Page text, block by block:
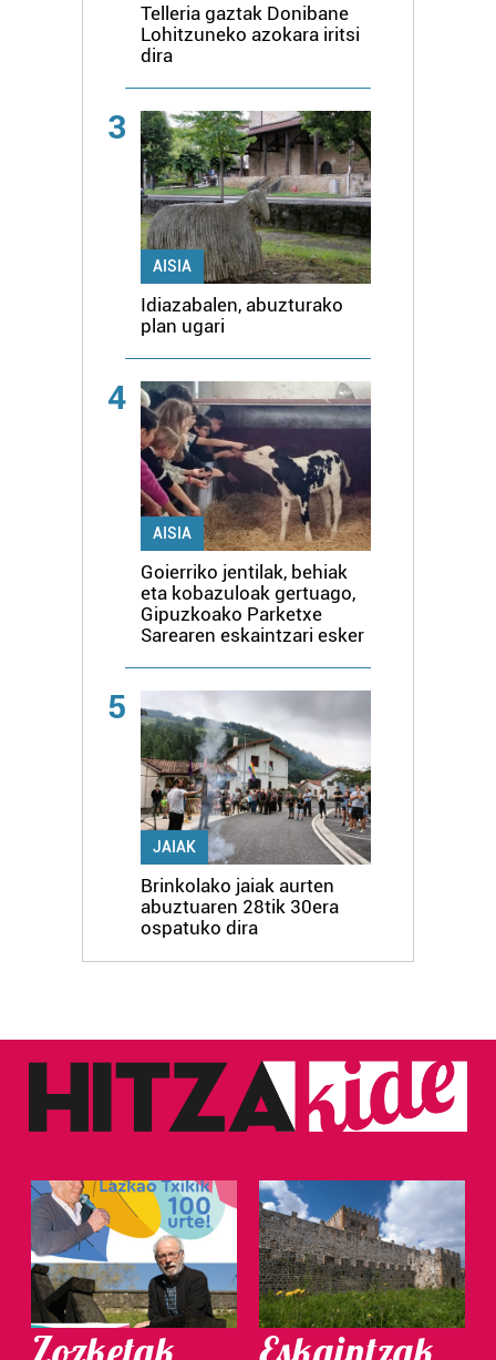
Telleria gaztak Donibane
Lohitzuneko azokara iritsi
dira
3
AISIA
Idiazabalen, abuzturako
plan ugari
4
AISIA
Goierriko jentilak, behiak
eta kobazuloak gertuago,
Gipuzkoako Parketxe
Sarearen eskaintzari esker
5
JAIAK
Brinkolako jaiak aurten
abuztuaren 28tik 30era
ospatuko dira